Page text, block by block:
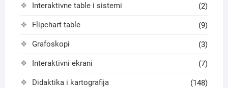
Interaktivne table i sistemi (2)
Flipchart table (9)
Grafoskopi (3)
Interaktivni ekrani (7)
Didaktika i kartografija (148)